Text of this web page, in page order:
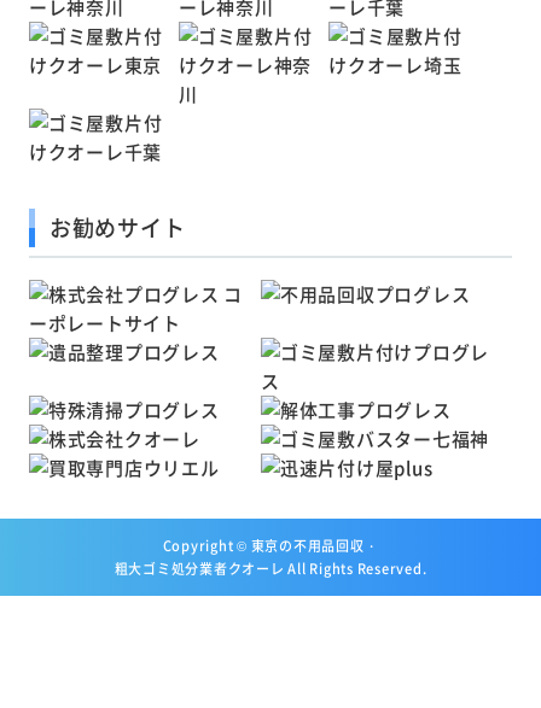
お勧めサイト
Copyright © 東京の不用品回収・
粗大ゴミ処分業者クオーレ All Rights Reserved.